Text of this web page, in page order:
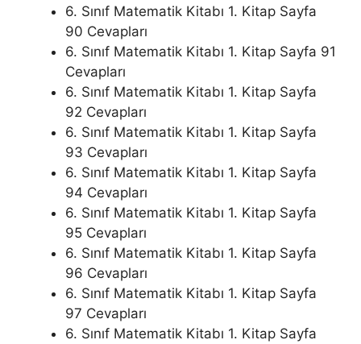
6. Sınıf Matematik Kitabı 1. Kitap Sayfa
90 Cevapları
6. Sınıf Matematik Kitabı 1. Kitap Sayfa 91
Cevapları
6. Sınıf Matematik Kitabı 1. Kitap Sayfa
92 Cevapları
6. Sınıf Matematik Kitabı 1. Kitap Sayfa
93 Cevapları
6. Sınıf Matematik Kitabı 1. Kitap Sayfa
94 Cevapları
6. Sınıf Matematik Kitabı 1. Kitap Sayfa
95 Cevapları
6. Sınıf Matematik Kitabı 1. Kitap Sayfa
96 Cevapları
6. Sınıf Matematik Kitabı 1. Kitap Sayfa
97 Cevapları
6. Sınıf Matematik Kitabı 1. Kitap Sayfa